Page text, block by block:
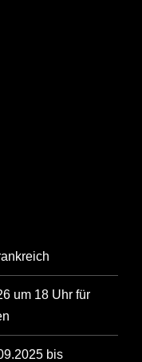
um 18 Uhr für
bis